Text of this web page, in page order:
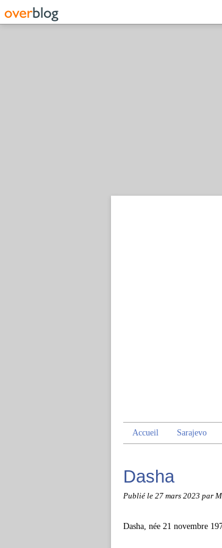
Accueil Sarajevo
Dasha
Publié le 27 mars 2023 par
Dasha, née 21 novembre